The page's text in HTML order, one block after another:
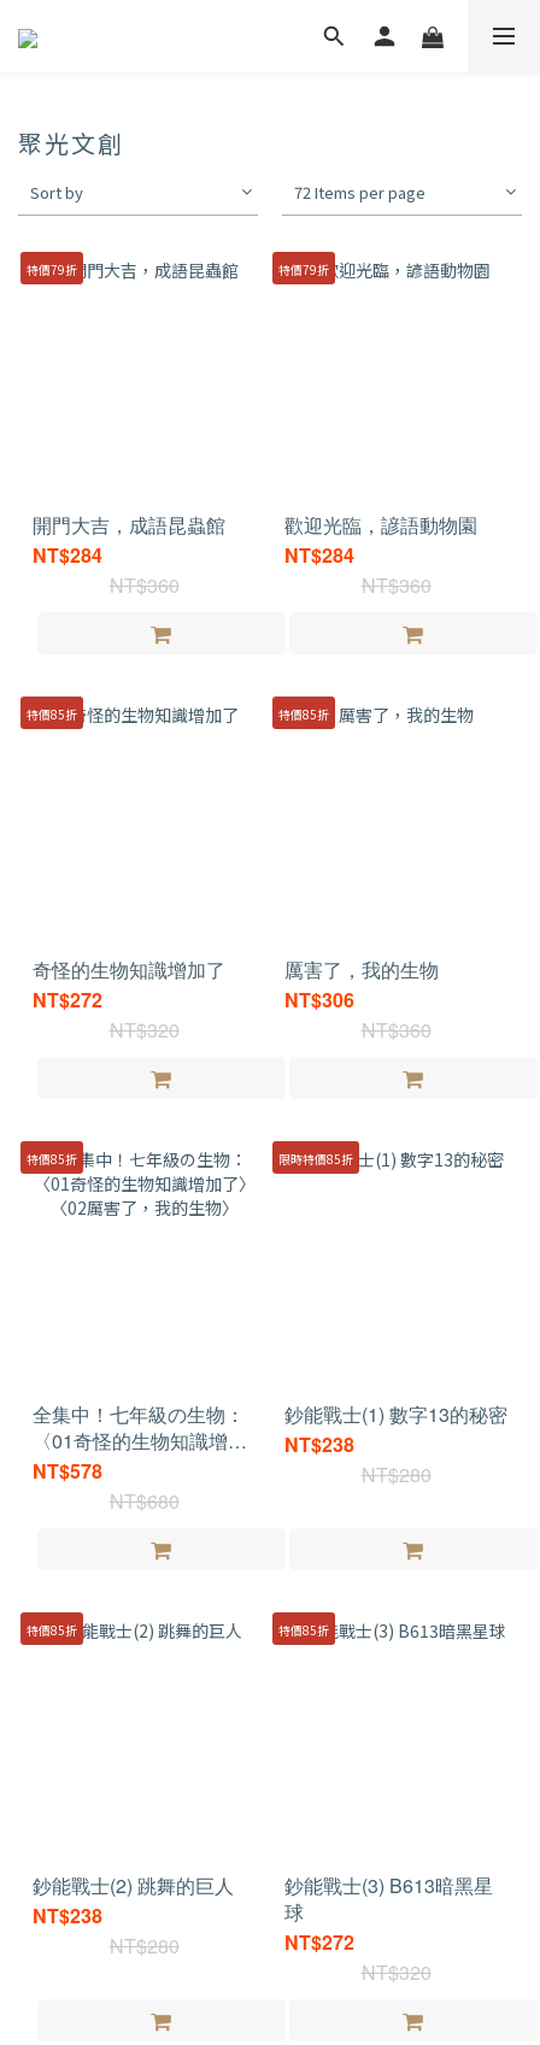
聚光文創
Sort by 72 Items per page
特價79折
開門大吉，成語昆蟲館
NT$284
NT$360
特價79折
歡迎光臨，諺語動物園
NT$284
NT$360
特價85折
奇怪的生物知識增加了
NT$272
NT$320
特價85折
厲害了，我的生物
NT$306
NT$360
特價85折
全集中！七年級の生物：
〈01奇怪的生物知識增加
了〉〈02厲害了，我的生
NT$578
NT$680
限時特價85折
鈔能戰士(1) 數字13的秘密
NT$238
NT$280
特價85折
鈔能戰士(2) 跳舞的巨人
NT$238
NT$280
特價85折
鈔能戰士(3) B613暗黑星
球
NT$272
NT$320